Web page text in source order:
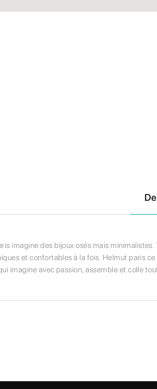
imagine des bijoux osés mais
et confortables à la fois. Helmut paris
imagine avec passion, assemble et colle